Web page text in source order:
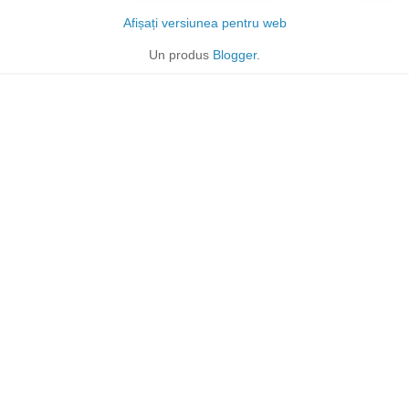
Afișați versiunea pentru web
Un produs Blogger.